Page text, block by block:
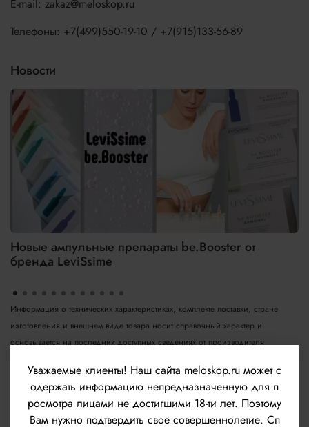
E-mail: zakaz@meloskop.ru
Телефоны: +7(499)550-19-10 / +7(915)133-56-89
Новости
Новые ампульные препараты be.Booster от
бренда LeviSsime
Информация о технических характеристиках, комплекте поставки, стране
изготовления и внешнем виде товара носит справочный характер и
основывается на последних доступных сведениях от производителя
А также внешний вид товара и/или упаковки может быть изменён
изготовителем и отличаться от изображенного на данном сайте. Т.к.
производитель на свое усмотрение и без дополнительных уведомлений
может изменить внешний вид упаковки или флакона. Это не оказывает
Уважаемые клиенты! Наш сайта meloskop.ru может с
одержать информацию непредназначенную для п
росмотра лицами не достигшими 18-ти лет. Поэтому
Вам нужно подтвердить своё совершеннолетие. Сп